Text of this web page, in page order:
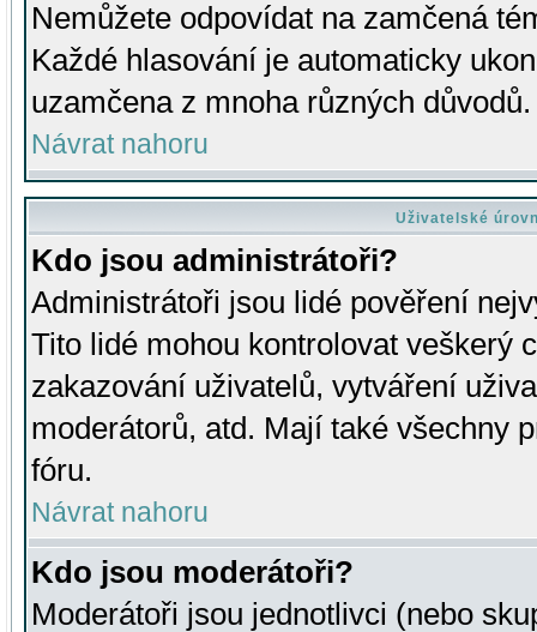
Nemůžete odpovídat na zamčená
Každé hlasování je automaticky
uzamčena z mnoha různých důvodů.
Návrat nahoru
Uživatelské
Kdo jsou administrátoři?
Administrátoři jsou lidé pověření
Tito lidé mohou kontrolovat veškerý
zakazování uživatelů, vytváření
moderátorů, atd. Mají také všechny
fóru.
Návrat nahoru
Kdo jsou moderátoři?
Moderátoři jsou jednotlivci (nebo